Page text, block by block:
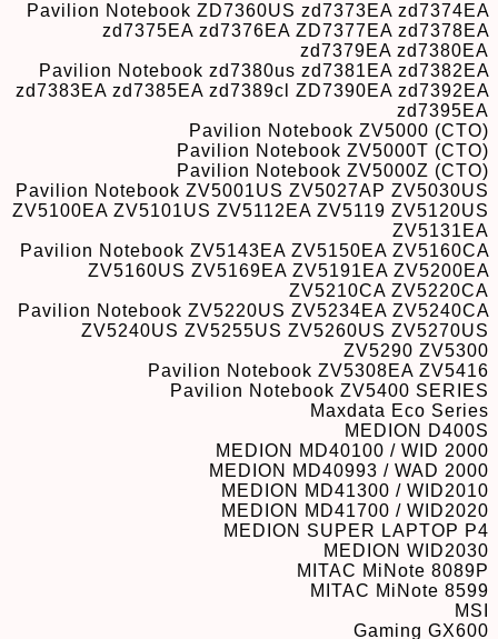
Pavilion Notebook ZD7360US zd7373EA zd7374EA
zd7375EA zd7376EA ZD7377EA zd7378EA
zd7379EA zd7380EA
Pavilion Notebook zd7380us zd7381EA zd7382EA
zd7383EA zd7385EA zd7389cl ZD7390EA zd7392EA
zd7395EA
Pavilion Notebook ZV5000 (CTO)
Pavilion Notebook ZV5000T (CTO)
Pavilion Notebook ZV5000Z (CTO)
Pavilion Notebook ZV5001US ZV5027AP ZV5030US
ZV5100EA ZV5101US ZV5112EA ZV5119 ZV5120US
ZV5131EA
Pavilion Notebook ZV5143EA ZV5150EA ZV5160CA
ZV5160US ZV5169EA ZV5191EA ZV5200EA
ZV5210CA ZV5220CA
Pavilion Notebook ZV5220US ZV5234EA ZV5240CA
ZV5240US ZV5255US ZV5260US ZV5270US
ZV5290 ZV5300
Pavilion Notebook ZV5308EA ZV5416
Pavilion Notebook ZV5400 SERIES
Maxdata Eco Series
MEDION D400S
MEDION MD40100 / WID 2000
MEDION MD40993 / WAD 2000
MEDION MD41300 / WID2010
MEDION MD41700 / WID2020
MEDION SUPER LAPTOP P4
MEDION WID2030
MITAC MiNote 8089P
MITAC MiNote 8599
MSI
Gaming GX600